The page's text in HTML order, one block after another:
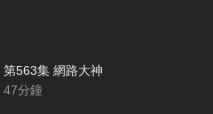
第563集 網路大神
47分鐘